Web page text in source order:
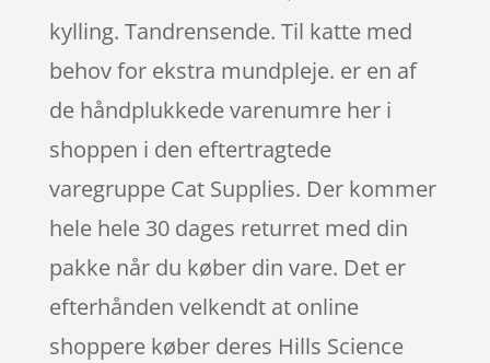
kylling. Tandrensende. Til katte med
behov for ekstra mundpleje. er en af
de håndplukkede varenumre her i
shoppen i den eftertragtede
varegruppe Cat Supplies. Der kommer
hele hele 30 dages returret med din
pakke når du køber din vare. Det er
efterhånden velkendt at online
shoppere køber deres Hills Science